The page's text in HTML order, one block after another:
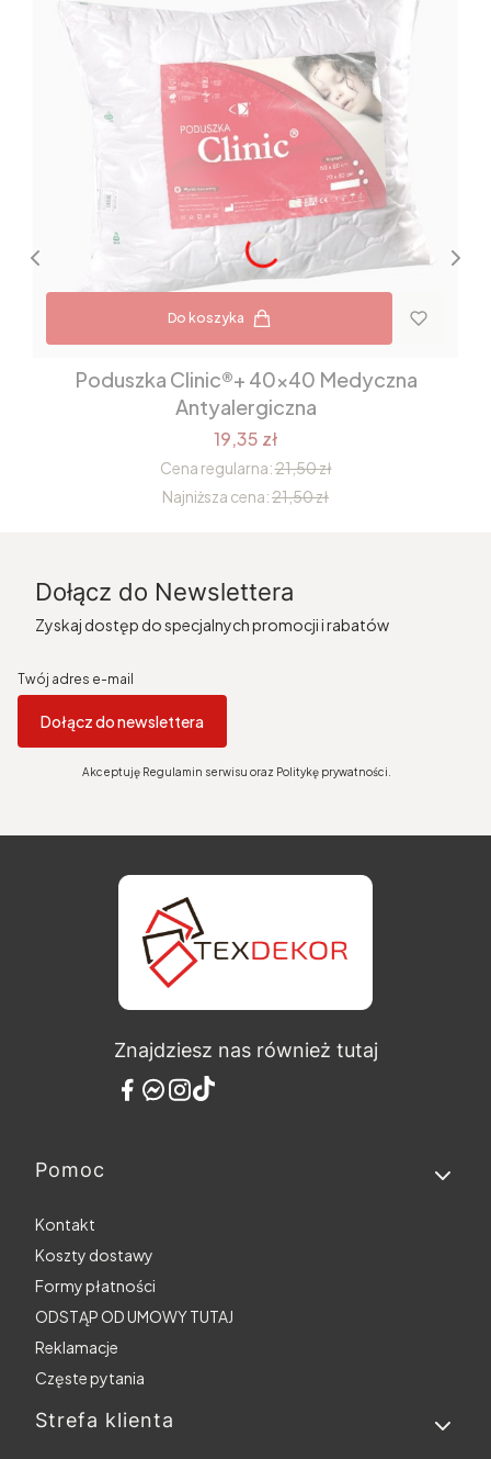
Do koszyka
Poduszka Clinic®+ 40x40 Medyczna
Antyalergiczna
19,35 zł
Cena regularna:21,50 zł
Najniższa cena:21,50 zł
Dołącz do Newslettera
Zyskaj dostęp do specjalnych promocji i rabatów
Twój adres e-mail
Dołącz do newslettera
Akceptuję Regulamin serwisu oraz Politykę prywatności.
Znajdziesz nas również tutaj
Linki w stopce
Pomoc
Kontakt
Koszty dostawy
Formy płatności
ODSTĄP OD UMOWY TUTAJ
Reklamacje
Częste pytania
Strefa klienta